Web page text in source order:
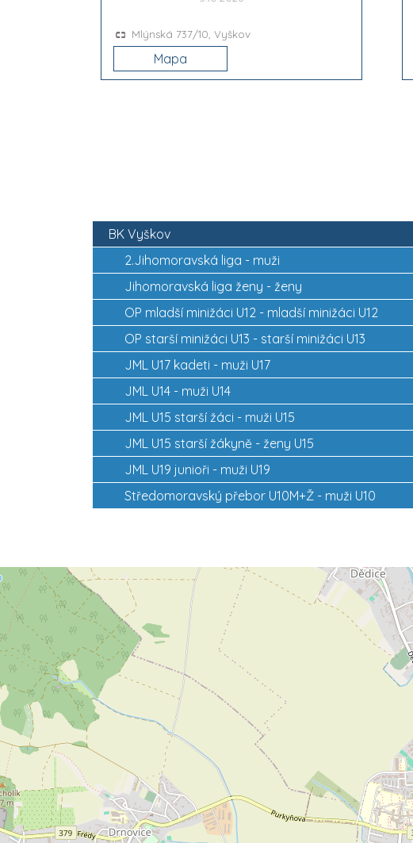
Mlýnská 737/10, Vyškov
Mapa
BK Vyškov
2.Jihomoravská liga - muži
Jihomoravská liga ženy - ženy
OP mladší minižáci U12 - mladší minižáci U12
OP starší minižáci U13 - starší minižáci U13
JML U17 kadeti - muži U17
JML U14 - muži U14
JML U15 starší žáci - muži U15
JML U15 starší žákyně - ženy U15
JML U19 junioři - muži U19
Středomoravský přebor U10M+Ž - muži U10